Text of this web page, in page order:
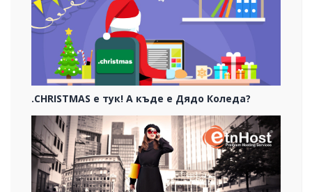
.CHRISTMAS е тук! А къде е Дядо Коледа?